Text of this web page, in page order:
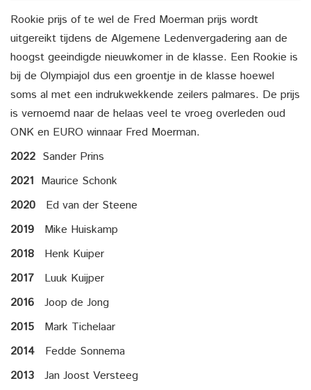
Rookie prijs of te wel de Fred Moerman prijs wordt
uitgereikt tijdens de Algemene Ledenvergadering aan de
hoogst geeindigde nieuwkomer in de klasse. Een Rookie is
bij de Olympiajol dus een groentje in de klasse hoewel
soms al met een indrukwekkende zeilers palmares. De prijs
is vernoemd naar de helaas veel te vroeg overleden oud
ONK en EURO winnaar Fred Moerman.
2022 Sander Prins
2021 Maurice Schonk
2020 Ed van der Steene
2019
Mike Huiskamp
2018 Henk Kuiper
2017 Luuk Kuijper
2016 Joop de Jong
2015 Mark Tichelaar
2014 Fedde Sonnema
2013 Jan Joost Versteeg